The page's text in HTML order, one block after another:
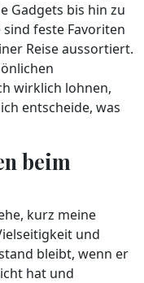
Gadgets bis hin zu
feste Favoriten
Reise aussortiert.
wirklich lohnen,
entscheide, was
beim
kurz meine
und
bleibt, wenn er
hat und